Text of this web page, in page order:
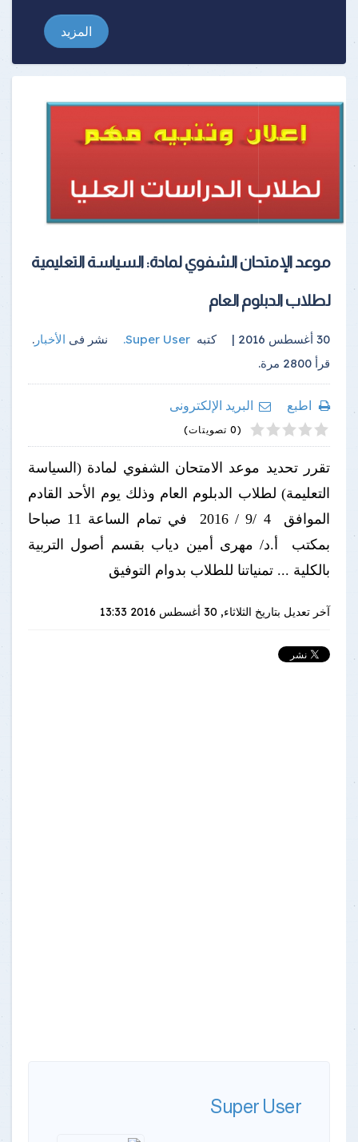
المزيد
موعد الإمتحان الشفوي لمادة: السياسة التعليمية
لطلاب الدبلوم العام
30 أغسطس 2016 | كتبه Super User
. نشر فى الأخبار .
قرأ 2800 مرة.
اطبع
البريد الإلكترونى
1
2
3
4
5 (0 تصويتات)
تقرر تحديد موعد الامتحان الشفوي لمادة (السياسة
التعليمة) لطلاب الدبلوم العام وذلك يوم الأحد القادم
الموافق 4 /9 / 2016 في تمام الساعة 11 صباحا
بمكتب أ.د/ مهرى أمين دياب بقسم أصول التربية
بالكلية ... تمنياتنا للطلاب بدوام التوفيق
آخر تعديل بتاريخ الثلاثاء, 30 أغسطس 2016 13:33
Super User